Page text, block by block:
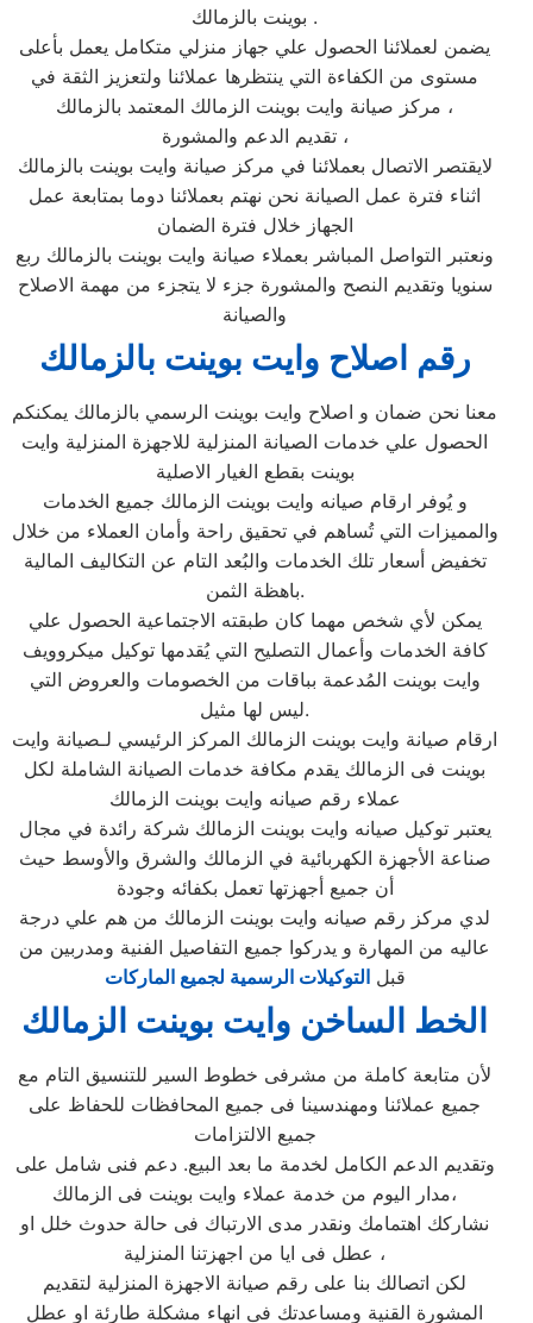
بوينت بالزمالك .
يضمن لعملائنا الحصول علي جهاز منزلي متكامل يعمل بأعلى
مستوى من الكفاءة التي ينتظرها عملائنا ولتعزيز الثقة في
مركز صيانة وايت بوينت الزمالك المعتمد بالزمالك ،
تقديم الدعم والمشورة ،
لايقتصر الاتصال بعملائنا في مركز صيانة وايت بوينت بالزمالك
اثناء فترة عمل الصيانة نحن نهتم بعملائنا دوما بمتابعة عمل
الجهاز خلال فترة الضمان
ونعتبر التواصل المباشر بعملاء صيانة وايت بوينت بالزمالك ربع
سنويا وتقديم النصح والمشورة جزء لا يتجزء من مهمة الاصلاح
والصيانة
رقم اصلاح وايت بوينت بالزمالك
معنا نحن ضمان و اصلاح وايت بوينت الرسمي بالزمالك يمكنكم
الحصول علي خدمات الصيانة المنزلية للاجهزة المنزلية وايت
بوينت بقطع الغيار الاصلية
و يُوفر ارقام صيانه وايت بوينت الزمالك جميع الخدمات
والمميزات التي تُساهم في تحقيق راحة وأمان العملاء من خلال
تخفيض أسعار تلك الخدمات والبُعد التام عن التكاليف المالية
باهظة الثمن.
يمكن لأي شخص مهما كان طبقته الاجتماعية الحصول علي
كافة الخدمات وأعمال التصليح التي يُقدمها توكيل ميكروويف
وايت بوينت المُدعمة بباقات من الخصومات والعروض التي
ليس لها مثيل.
ارقام صيانة وايت بوينت الزمالك المركز الرئيسي لـصيانة وايت
بوينت فى الزمالك يقدم مكافة خدمات الصيانة الشاملة لكل
عملاء رقم صيانه وايت بوينت الزمالك
يعتبر توكيل صيانه وايت بوينت الزمالك شركة رائدة في مجال
صناعة الأجهزة الكهربائية في الزمالك والشرق والأوسط حيث
أن جميع أجهزتها تعمل بكفائه وجودة
لدي مركز رقم صيانه وايت بوينت الزمالك من هم علي درجة
عاليه من المهارة و يدركوا جميع التفاصيل الفنية ومدربين من
قبلالتوكيلات الرسمية لجميع الماركات
الخط الساخن وايت بوينت الزمالك
لأن متابعة كاملة من مشرفى خطوط السير للتنسيق التام مع
جميع عملائنا ومهندسينا فى جميع المحافظات للحفاظ على
جميع الالتزامات
وتقديم الدعم الكامل لخدمة ما بعد البيع. دعم فنى شامل على
مدار اليوم من خدمة عملاء وايت بوينت فى الزمالك،
نشاركك اهتمامك ونقدر مدى الارتباك فى حالة حدوث خلل او
عطل فى ايا من اجهزتنا المنزلية ،
لكن اتصالك بنا على رقم صيانة الاجهزة المنزلية لتقديم
المشورة القنية ومساعدتك فى انهاء مشكلة طارئة او عطل